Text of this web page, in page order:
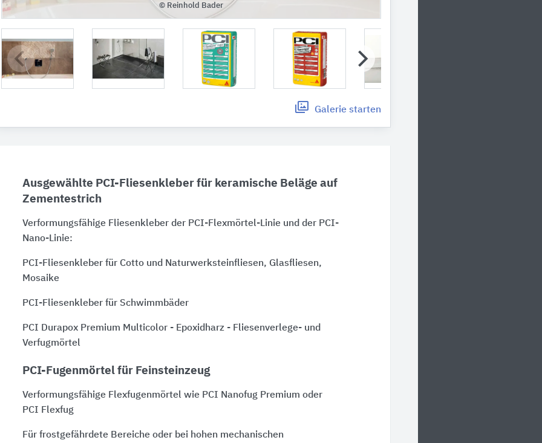
© Reinhold Bader
Galerie starten
Ausgewählte PCI-Fliesenkleber für keramische Beläge auf
Zementestrich
Verformungsfähige Fliesenkleber der PCI-Flexmörtel-Linie und der PCI-
Nano-Linie:
PCI-Fliesenkleber für Cotto und Naturwerksteinfliesen, Glasfliesen,
Mosaike
PCI-Fliesenkleber für Schwimmbäder
PCI Durapox Premium Multicolor - Epoxidharz - Fliesenverlege- und
Verfugmörtel
PCI-Fugenmörtel für Feinsteinzeug
Verformungsfähige Flexfugenmörtel wie PCI Nanofug Premium oder
PCI Flexfug
Für frostgefährdete Bereiche oder bei hohen mechanischen